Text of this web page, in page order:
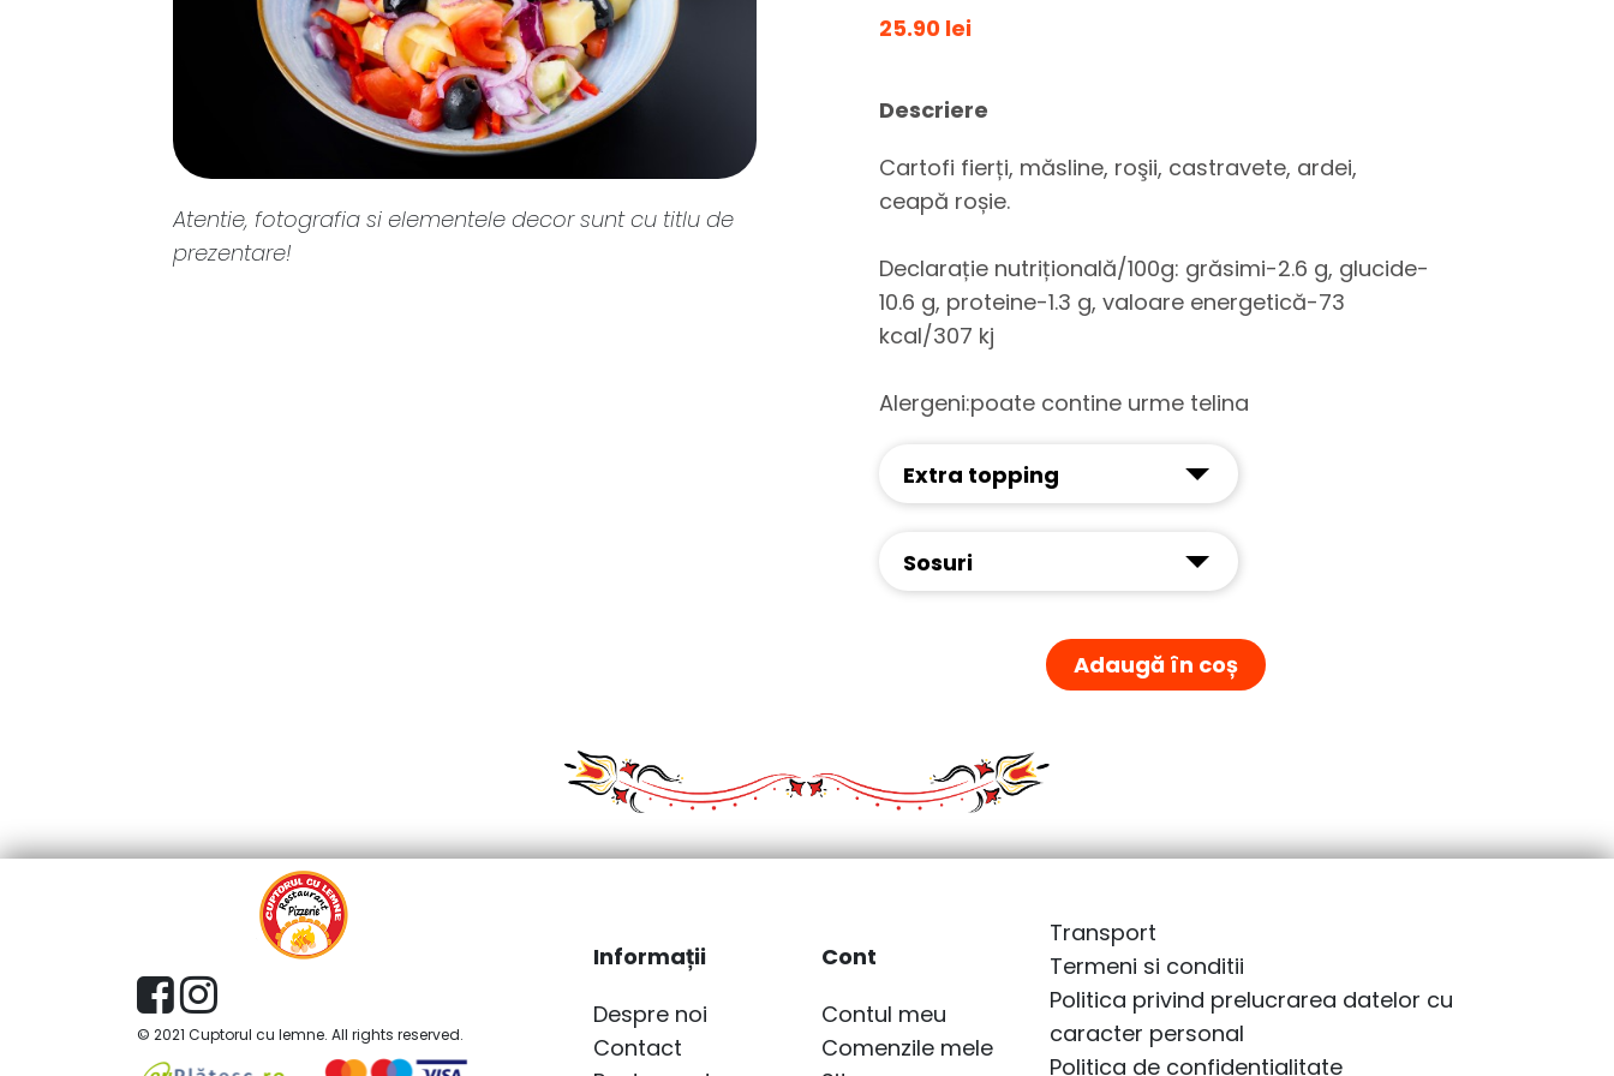
Atentie, fotografia si elementele decor sunt cu titlu de
prezentare!
25.90 lei
Descriere
Cartofi fierți, măsline, roşii, castravete, ardei,
ceapă roșie.
Declarație nutrițională/100g: grăsimi-2.6 g, glucide-
10.6 g, proteine-1.3 g, valoare energetică-73
kcal/307 kj
Alergeni:poate contine urme telina
Extra topping
Sosuri
Adaugă în coș
© 2021 Cuptorul cu lemne. All rights reserved.
Informații
Despre noi
Contact
Cont
Contul meu
Comenzile mele
Transport
Termeni si conditii
Politica privind prelucrarea datelor cu
caracter personal
Politica de confidentialitate